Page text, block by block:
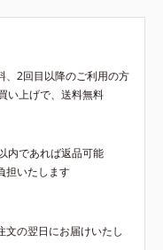
りません）※弱酸性（ローシ
、2回目以降のご利用の方
い上げで、送料無料
内であれば返品可能
担いたします
文の翌日にお届けいたし